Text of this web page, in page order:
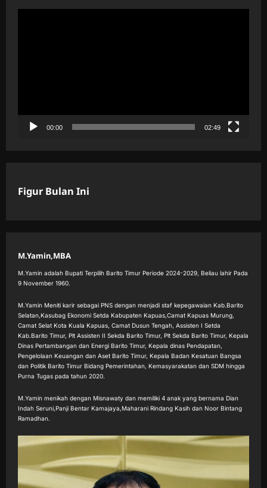
00:00 02:49
Figur Bulan Ini
M.Yamin,MBA
M.Yamin adalah Bupati Terpilih Barito Timur Periode 2024-2029, Beliau lahir Pada
9 November 1960.
M.Yamin Meniti karir sebagai PNS dengan menjadi staf kepegawaian Kab.Barito
Selatan,Kasubag Ekonomi Setda Kabupaten Kapuas,Camat Kapuas Murung,
Camat Selat Kota Kuala Kapuas, Camat Dusun Tengah, Assisten I Setda
Kab.Barito Timur, Plt Assisten II Sekda Barito Timur, Plt Sekda Barito Timur, Kepala
Dinas Pertambangan dan Energi Barito Timur, Kepala dinas Pendapatan,
Pengelolaan Keuangan dan Aset Barito Timur, Kepala Badan Kesatuan Bangsa
dan Politik Barito Timur Bidang Pemerintahan, Kemasyarakatan dan SDM hingga
Purna Tugas pada tahun 2020.
M.Yamin menikah dengan Misnawaty dan memiliki 4 anak yang bernama Dian
Indah Seruni,Panji Bentar Kamajaya,Maharani Rindang Kasih dan Noor Bintang
Ramadhan.